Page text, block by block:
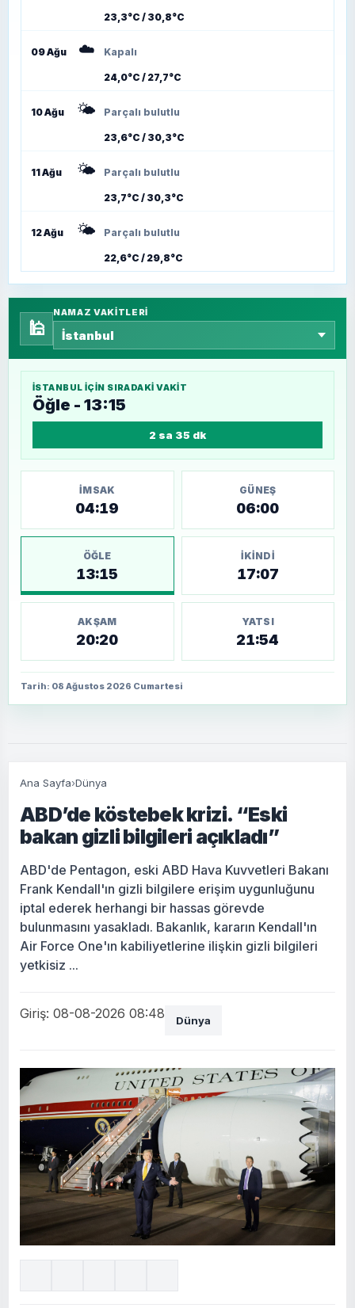
23,3°C / 30,8°C
09 Ağu ☁️ Kapalı
24,0°C / 27,7°C
10 Ağu 🌤️ Parçalı bulutlu
23,6°C / 30,3°C
11 Ağu 🌤️ Parçalı bulutlu
23,7°C / 30,3°C
12 Ağu 🌤️ Parçalı bulutlu
22,6°C / 29,8°C
🕌
NAMAZ VAKITLERI
İSTANBUL IÇIN SIRADAKI VAKIT
Öğle - 13:15
2 sa 35 dk
İMSAK
04:19
GÜNEŞ
06:00
ÖĞLE
13:15
İKINDI
17:07
AKŞAM
20:20
YATSI
21:54
Tarih: 08 Ağustos 2026 Cumartesi
Ana Sayfa›Dünya
ABD’de köstebek krizi. “Eski
bakan gizli bilgileri açıkladı”
ABD'de Pentagon, eski ABD Hava Kuvvetleri Bakanı
Frank Kendall'ın gizli bilgilere erişim uygunluğunu
iptal ederek herhangi bir hassas görevde
bulunmasını yasakladı. Bakanlık, kararın Kendall'ın
Air Force One'ın kabiliyetlerine ilişkin gizli bilgileri
yetkisiz ...
Giriş: 08-08-2026 08:48 Dünya